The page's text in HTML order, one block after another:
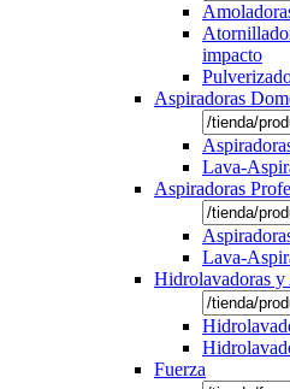
impacto
Aspiradoras
Lava-
Aspiradoras
Lava-
Hidrolavadoras y
Fuerza